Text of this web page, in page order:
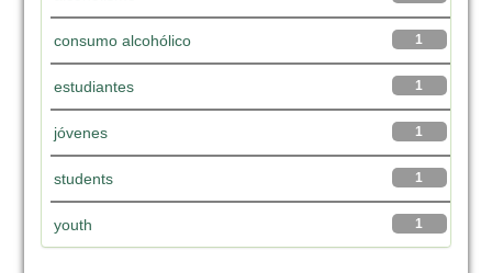
1
consumo alcohólico
1
estudiantes
1
jóvenes
1
students
1
youth